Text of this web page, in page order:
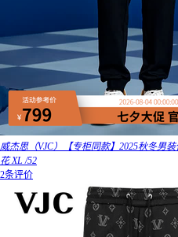
威杰思（VJC）【专柜同款】2025秋冬男
花 XL /52
2条评价